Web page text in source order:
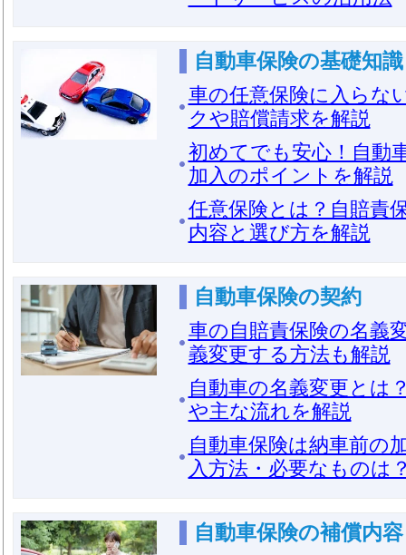
自動車保険の基礎知識
車の任意保険に入らな
クや賠償請求を解説
初めてでも安心！自動
加入のポイントを解説
任意保険とは？自賠責
内容と選び方を解説
自動車保険の契約
車の自賠責保険の名義
義変更する方法も解説
自動車の名義変更とは
や主な流れを解説
自動車保険は納車前の
入方法・必要なものは
自動車保険の補償内容